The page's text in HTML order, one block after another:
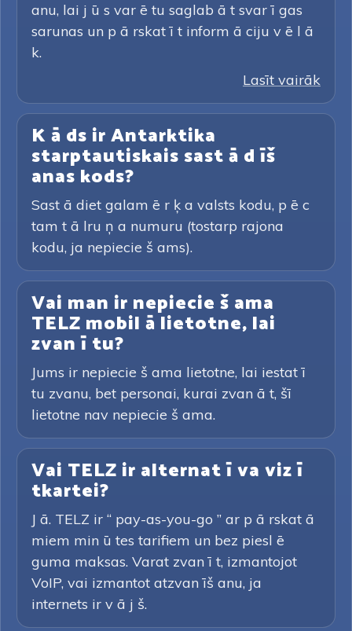
anu, lai j ū s var ē tu saglab ā t svar ī gas
sarunas un p ā rskat ī t inform ā ciju v ē l ā
k.
Lasīt vairāk
K ā ds ir Antarktika
starptautiskais sast ā d īš
anas kods?
Sast ā diet galam ē r ķ a valsts kodu, p ē c
tam t ā lru ņ a numuru (tostarp rajona
kodu, ja nepiecie š ams).
Vai man ir nepiecie š ama
TELZ mobil ā lietotne, lai
zvan ī tu?
Jums ir nepiecie š ama lietotne, lai iestat ī
tu zvanu, bet personai, kurai zvan ā t, šī
lietotne nav nepiecie š ama.
Vai TELZ ir alternat ī va viz ī
tkartei?
J ā. TELZ ir “ pay-as-you-go ” ar p ā rskat ā
miem min ū tes tarifiem un bez piesl ē
guma maksas. Varat zvan ī t, izmantojot
VoIP, vai izmantot atzvan īš anu, ja
internets ir v ā j š.